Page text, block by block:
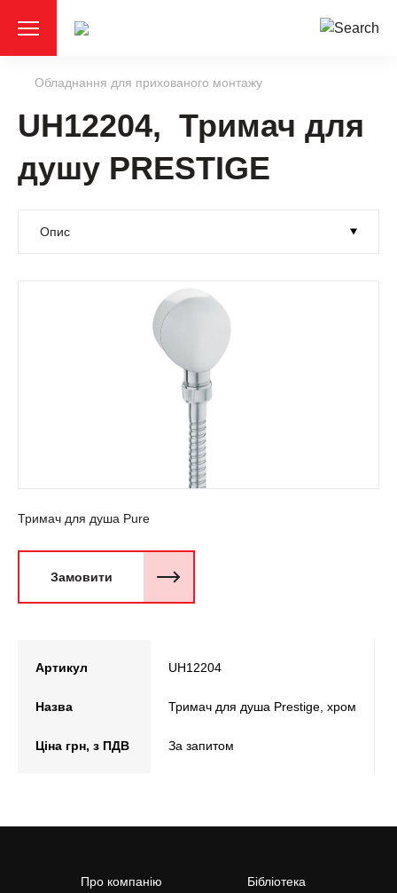
Обладнання для прихованого монтажу
UH12204, Тримач для
душу PRESTIGE
Тримач для душа Pure
Замовити
Артикул UH12204
Назва Тримач для душа Prestige, хром
Ціна грн, з ПДВ За запитом
Про компанію Бібліотека